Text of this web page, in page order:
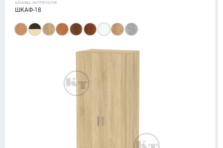
ШКАФЫ, АНТРЕСОЛИ
ШКАФ-18